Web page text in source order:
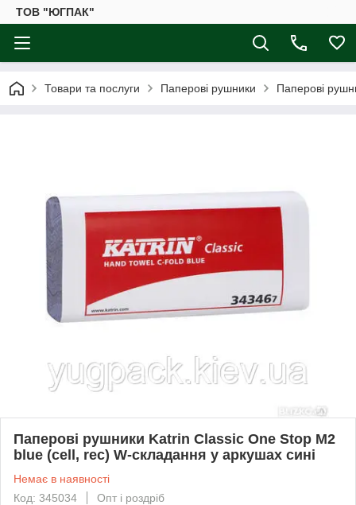
ТОВ "ЮГПАК"
Товари та послуги Паперові рушники Паперові
Паперові рушники Katrin Classic One Stop M2
blue (cell, rec) W-складання у аркушах сині
Немає в наявності
Код: 345034
Опт і роздріб